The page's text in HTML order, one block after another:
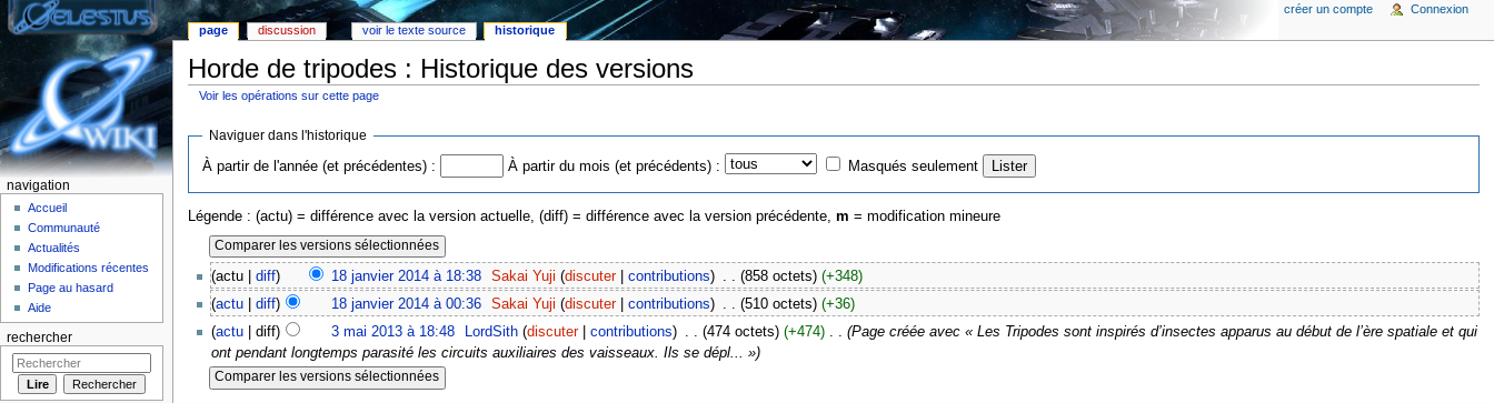
Horde de tripodes : Historique des versions
Voir les opérations sur cette page
Naviguer dans l'historique
À partir de l'année (et précédentes) : À partir du mois (et précédents) : Masqués seulement
Légende : (actu) = différence avec la version actuelle, (diff) = différence avec la version précédente, m = modification mineure
(actu | diff) 18 janvier 2014 à 18:38‎ Sakai Yuji (discuter|contributions) (858 octets) (+348)
(actu| diff) 18 janvier 2014 à 00:36‎ Sakai Yuji (discuter|contributions) . . (510 octets) (+36)
(actu| diff) 3 mai 2013 à 18:48‎ LordSith (discuter|contributions) . . (474 octets) (+474)‎ . . (Page créée avec « Les Tripodes sont inspirés d’insectes apparus au début de l’ère spatiale et qui
ont pendant longtemps parasité les circuits auxiliaires des vaisseaux. Ils se dépl... »)
page discussion voir le texte source historique
créer un compte Connexion
navigation
Accueil
Communauté
Actualités
Modifications récentes
Page au hasard
Aide
rechercher